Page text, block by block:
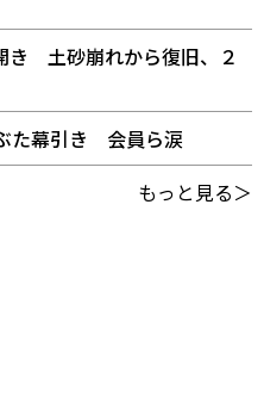
き 土砂崩れから復旧、２
た幕引き 会員ら涙
もっと見る＞